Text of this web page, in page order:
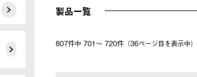
製品一覧
807件中 701〜 720件（36ページ⽬を表⽰中）